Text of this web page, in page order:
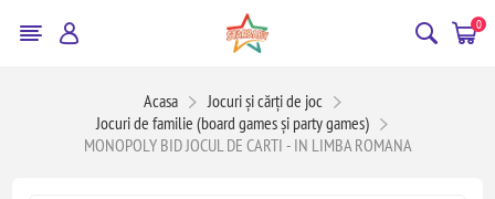
0
Acasa
Jocuri și cărți de joc
Jocuri de familie (board games și party games)
MONOPOLY BID JOCUL DE CARTI - IN LIMBA ROMANA